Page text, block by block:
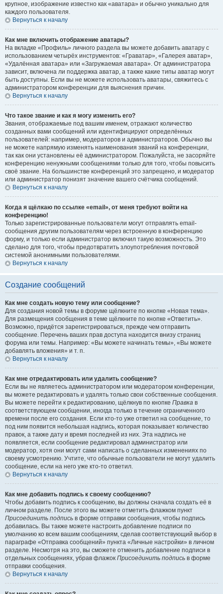
крупное, изображение известно как «аватара» и обычно уникально для
каждого пользователя.
Вернуться к началу
Как мне включить отображение аватары?
На вкладке «Профиль» личного раздела вы можете добавить аватару с
использованием четырёх инструментов: «Граватар», «Галерея аватар»,
«Удалённая аватара» или «Загружаемая аватара». От администратора
зависит, включена ли поддержка аватар, а также какие типы аватар могут
быть доступны. Если вы не можете использовать аватары, свяжитесь с
администратором конференции для выяснения причин.
Вернуться к началу
Что такое звание и как я могу изменить его?
Звания, отображаемые под вашим именем, отражают количество
созданных вами сообщений или идентифицируют определённых
пользователей: например, модераторов и администраторов. Обычно вы
не можете напрямую изменять наименования званий на конференции,
так как они установлены её администратором. Пожалуйста, не засоряйте
конференцию ненужными сообщениями только для того, чтобы повысить
своё звание. На большинстве конференций это запрещено, и модератор
или администратор понизят значение вашего счётчика сообщений.
Вернуться к началу
Когда я щёлкаю по ссылке «email», от меня требуют войти на
конференцию!
Только зарегистрированные пользователи могут отправлять email-
сообщения другим пользователям через встроенную в конференцию
форму, и только если администратор включил такую возможность. Это
сделано для того, чтобы предотвратить злоупотребления почтовой
системой анонимными пользователями.
Вернуться к началу
Создание сообщений
Как мне создать новую тему или сообщение?
Для создания новой темы в форуме щёлкните по кнопке «Новая тема».
Для размещения сообщения в теме щёлкните по кнопке «Ответить».
Возможно, придётся зарегистрироваться, прежде чем отправить
сообщение. Перечень ваших прав доступа находится внизу страниц
форума или темы. Например: «Вы можете начинать темы», «Вы можете
добавлять вложения» и т. п.
Вернуться к началу
Как мне отредактировать или удалить сообщение?
Если вы не являетесь администратором или модератором конференции,
вы можете редактировать и удалять только свои собственные сообщения.
Вы можете перейти к редактированию, щёлкнув по кнопке Правка в
соответствующем сообщении, иногда только в течение ограниченного
времени после его создания. Если кто-то уже ответил на сообщение, то
под ним появится небольшая надпись, которая показывает количество
правок, а также дату и время последней из них. Эта надпись не
появляется, если сообщение редактировал администратор или
модератор, хотя они могут сами написать о сделанных изменениях по
своему усмотрению. Учтите, что обычные пользователи не могут удалить
сообщение, если на него уже кто-то ответил.
Вернуться к началу
Как мне добавить подпись к своему сообщению?
Чтобы добавить подпись к сообщению, вы должны сначала создать её в
личном разделе. После этого вы можете отметить флажком пункт
Присоединить подпись в форме отправки сообщения, чтобы подпись
добавилась. Вы также можете настроить добавление подписи по
умолчанию ко всем вашим сообщениям, сделав соответствующий выбор в
параграфе «Отправка сообщений» пункта «Личные настройки» в личном
разделе. Несмотря на это, вы сможете отменить добавление подписи в
отдельных сообщениях, убрав флажок Присоединить подпись в форме
отправки сообщения.
Вернуться к началу